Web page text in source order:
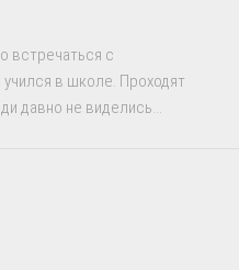
встречаться с
в школе. Проходят
давно не виделись...